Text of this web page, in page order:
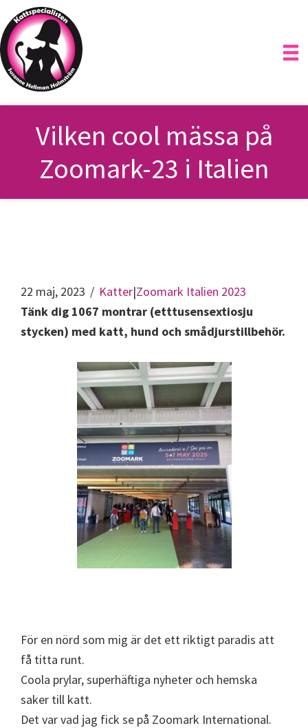
Hoppa
till
huvudinnehåll
Vilken cool mässa på
Zoomark-23 i Italien
22 maj, 2023 / Katter|Zoomark Italien 2023
Tänk dig 1067 montrar (etttusensextiosju
stycken) med katt, hund och smådjurstillbehör.
För en nörd som mig är det ett riktigt paradis att
få titta runt.
Coola prylar, superhäftiga nyheter och hemska
saker till katt.
Det var vad jag fick se på Zoomark International.